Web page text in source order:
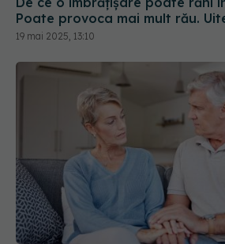
Poate provoca mai mult rău.
19 mai 2025, 13:10